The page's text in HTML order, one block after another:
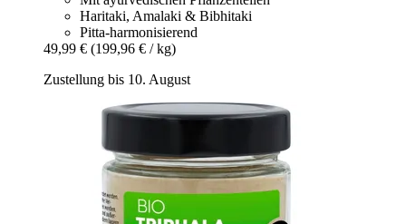
Haritaki, Amalaki & Bibhitaki
Pitta-harmonisierend
49,99 € (199,96 € / kg)
Zustellung bis 10. August